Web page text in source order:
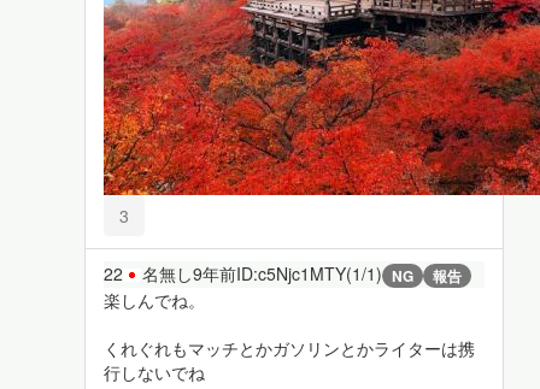
3
22 名無し9年前ID:c5Njc1MTY(1/1) NG 報告
楽しんでね。
くれぐれもマッチとかガソリンとかライターは携
行しないでね